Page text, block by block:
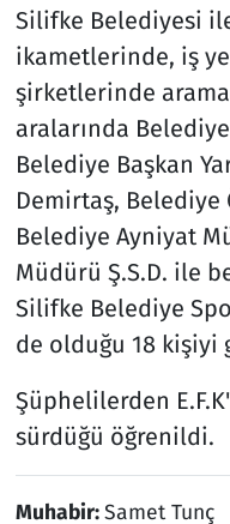
Silifke Belediyesi
ikametlerinde, iş
şirketlerinde
aralarında
Belediye Başkan
Demirtaş, Belediye
Belediye Ayniyat
Müdürü Ş.S.D. ile
Silifke Belediye
de olduğu 18 kişiyi
Şüphelilerden
sürdüğü öğrenildi.
Muhabir:Samet Tunç